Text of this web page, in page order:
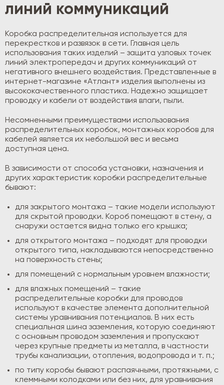
линий коммуникаций
Коробка распределительная используется для
перекрестков и развязок в сети. Главная цель
использования таких изделий – защита узловых точек
линий электропередач и других коммуникаций от
негативного внешнего воздействия. Представленные в
интернет-магазине «Атлант» изделия выполнены из
высококачественного пластика. Надежно защищает
проводку и кабели от воздействия влаги, пыли.
Несомненными преимуществами использования
распределительных коробок, монтажных коробов для
кабелей является их небольшой вес и весьма
доступная цена.
В зависимости от способа установки, назначения и
других характеристик коробки распределительные
бывают:
для закрытого монтажа – такие модели используют
для скрытой проводки. Короб помещают в стену, а
снаружи остается видна только его крышка;
для открытого монтажа – подходят для проводки
открытого типа, накладываются непосредственно
на поверхность стены;
для помещений с нормальным уровнем влажности;
для влажных помещений – такие
распределительные коробки для проводов
используют в качестве элемента дополнительной
системы уравнивания потенциалов. В них есть
специальная шина заземления, которую соединяют
с основным проводом заземления и пропускают
через крупные предметы из металла, в частности
трубы канализации, отопления, водопровода и т. п.;
по типу коробы бывают распаячными, протяжными, с
клеммными колодками или без них, для уравнивания